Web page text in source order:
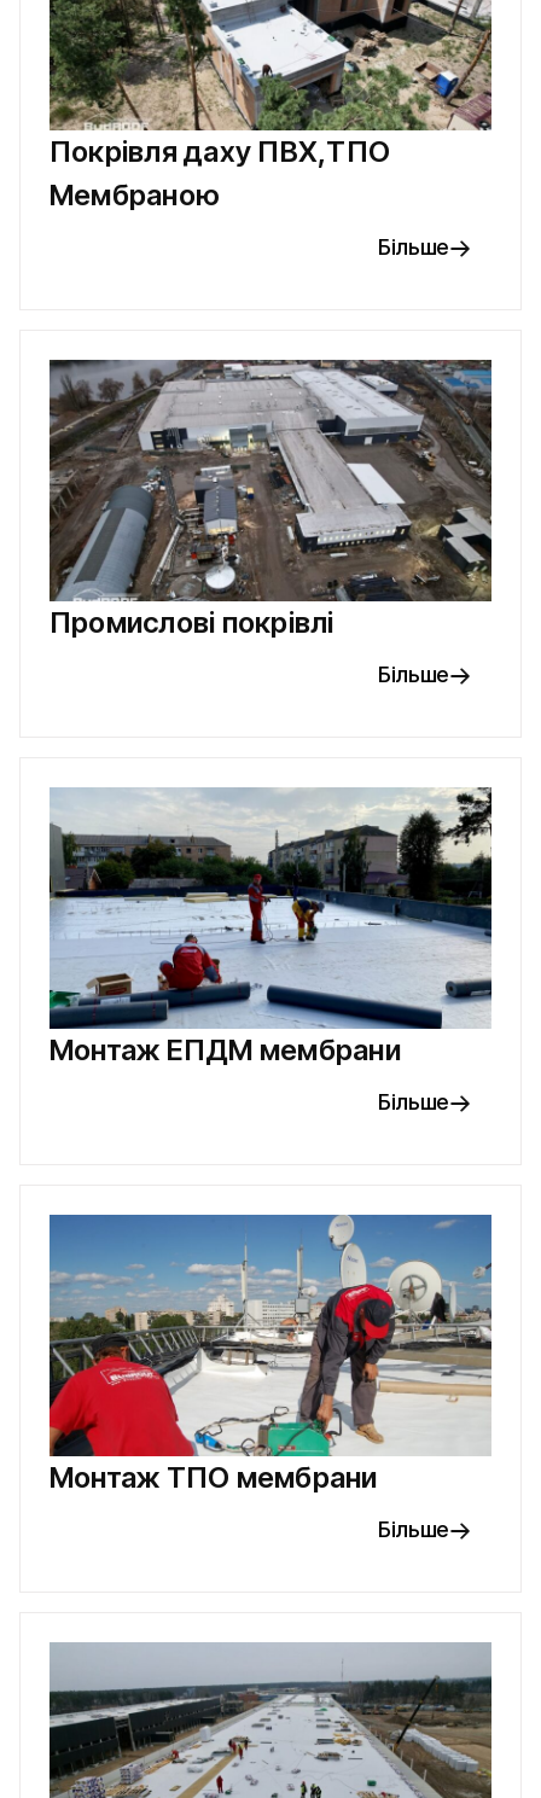
Покрівля даху ПВХ,ТПО
Мембраною
Більше
Промислові покрівлі
Більше
Монтаж ЕПДМ мембрани
Більше
Монтаж ТПО мембрани
Більше